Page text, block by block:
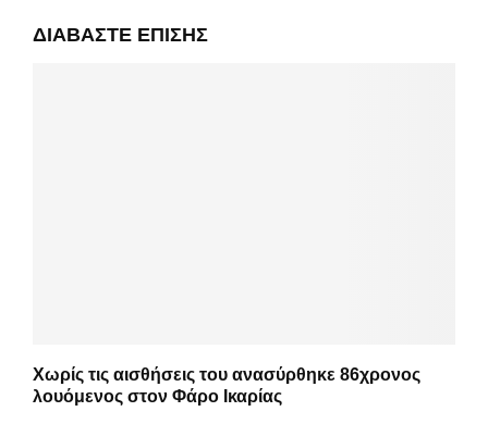
ΔΙΑΒΆΣΤΕ ΕΠΊΣΗΣ
Χωρίς τις αισθήσεις του ανασύρθηκε 86χρονος
λουόμενος στον Φάρο Ικαρίας